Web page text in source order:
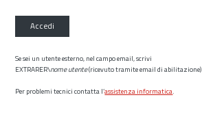
Accedi
Se sei un utente esterno, nel campo email, scrivi
EXTRARER\nome utente(ricevuto tramite email di abilitazione)
Per problemi tecnici contatta l’assistenza informatica.